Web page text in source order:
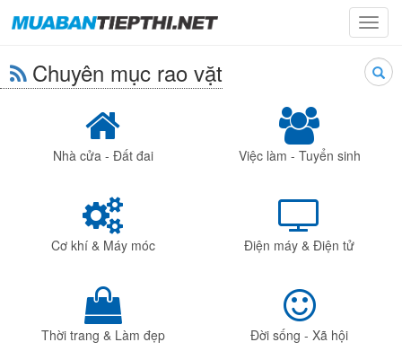
Chuyên mục rao vặt
Nhà cửa - Đất đai Việc làm - Tuyển sinh
Cơ khí & Máy móc Điện máy & Điện tử
Thời trang & Làm đẹp Đời sống - Xã hội